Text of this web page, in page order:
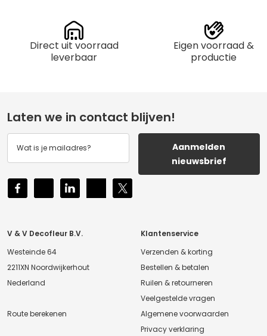
Direct uit voorraad
leverbaar
Eigen voorraad &
productie
Laten we in contact blijven!
Aanmelden
nieuwsbrief
V & V Decofleur B.V.
Westeinde 64
2211XN Noordwijkerhout
Nederland
Route berekenen
Klantenservice
Verzenden & korting
Bestellen & betalen
Ruilen & retourneren
Veelgestelde vragen
Algemene voorwaarden
Privacy verklaring